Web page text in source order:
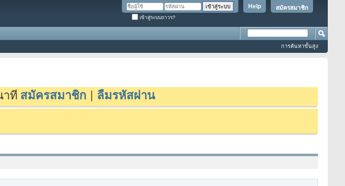
สมัครสมาชิก
Help
เข้าสู่ระบบถาวร?
การค้นหาขั้นสูง
าที สมัครสมาชิก ลืมรหัสผ่าน